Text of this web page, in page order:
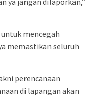
mencegah
memastikan seluruh
perencanaan
di lapangan akan